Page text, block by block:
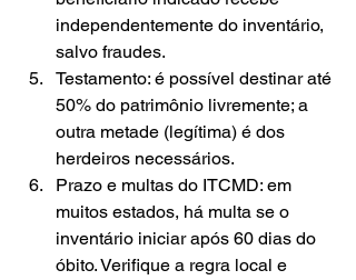
independentemente do inventário,
salvo fraudes.
Testamento: é possível destinar até
50% do patrimônio livremente; a
outra metade (legítima) é dos
herdeiros necessários.
Prazo e multas do ITCMD: em
muitos estados, há multa se o
inventário iniciar após 60 dias do
óbito. Verifique a regra local e